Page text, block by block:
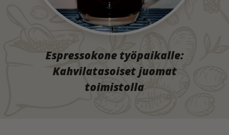
Espressokone työpaikalle:
Kahvilatasoiset juomat
toimistolla